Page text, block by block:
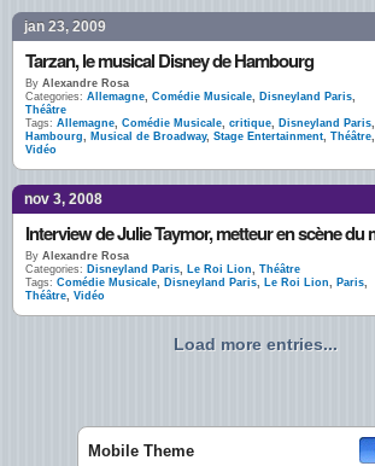
jan 23, 2009
Tarzan, le musical Disney de Hambourg
By Alexandre Rosa
Categories: Allemagne, Comédie Musicale, Disneyland Paris,
Théâtre
Tags: Allemagne, Comédie Musicale, critique, Disneyland Paris,
Hambourg, Musical de Broadway, Stage Entertainment, Théâtre,
Vidéo
nov 3, 2008
By Alexandre Rosa
Categories: Disneyland Paris, Le Roi Lion, Théâtre
Tags: Comédie Musicale, Disneyland Paris, Le Roi Lion, Paris,
Théâtre, Vidéo
Load more entries...
Mobile Theme